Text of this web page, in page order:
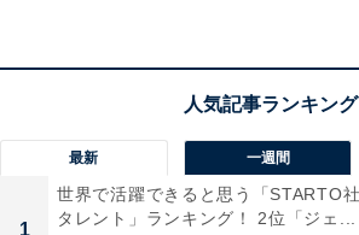
気がいい。自然も感じられるので気持
きれいに見える」「たくさんお店が
活には困らない。これから子供を生
最新 一週間
1
世界で活躍できると思う「STARTO
タレント」ランキング！ 2位「ジェ...